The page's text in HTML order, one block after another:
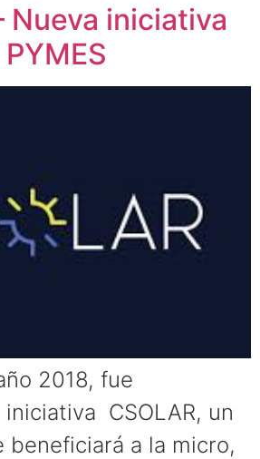
Nueva iniciativa
2018, fue
CSOLAR, un
beneficiará a la micro,